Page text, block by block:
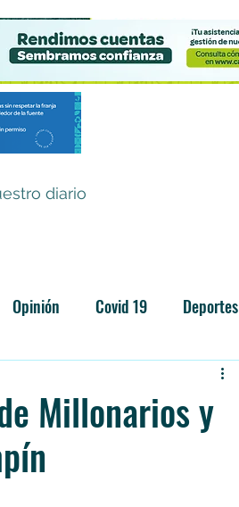
diario
Opinión Covid 19 Deportes
Millonarios y